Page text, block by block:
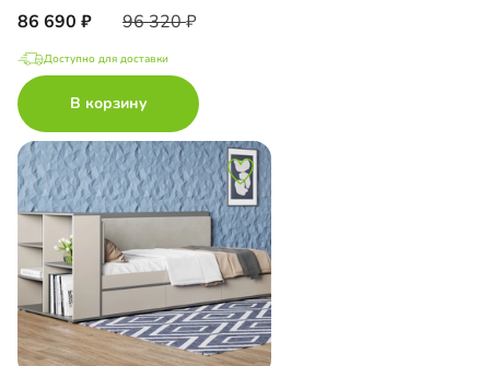
86 690 96 320
Доступно для доставки
В корзину